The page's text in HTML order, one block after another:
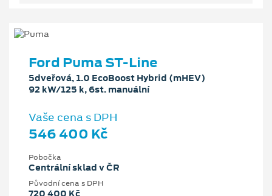
Ford Puma ST-Line
5dveřová, 1.0 EcoBoost Hybrid (mHEV)
92 kW/125 k, 6st. manuální
Vaše cena s DPH
546 400 Kč
Pobočka
Centrální sklad v ČR
Původní cena s DPH